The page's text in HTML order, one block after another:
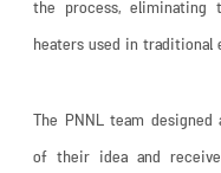
the process, eliminating
heaters used in traditional
The PNNL team
of their idea and